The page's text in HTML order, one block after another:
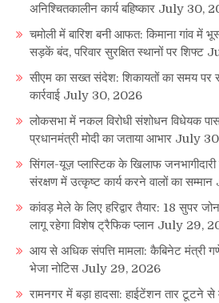
अनिश्चितकालीन कार्य बहिष्कार July 30,
चमोली में बारिश बनी आफत: किमाना गांव
सड़कें बंद, परिवार सुरक्षित स्थानों पर शिफ्ट
सीएम का सख्त संदेश: शिकायतों का समय पर
कार्रवाई July 30, 2026
लोकसभा में नकल विरोधी संशोधन विधेयक
प्रधानमंत्री मोदी का जताया आभार July
सिंगल-यूज़ प्लास्टिक के खिलाफ
संरक्षण में उत्कृष्ट कार्य करने वालों का सम्मान
कांवड़ मेले के लिए हरिद्वार तैयार: 18 सुपर
लागू रहेगा विशेष ट्रैफिक प्लान July 29,
आय से अधिक संपत्ति मामला: कैबिनेट मंत्री
भेजा नोटिस July 29, 2026
रामनगर में बड़ा हादसा: हाईटेंशन तार टूटने